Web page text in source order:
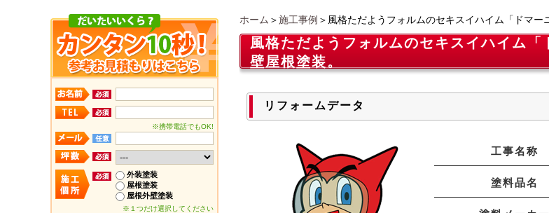
ホーム ＞施工事例 ＞風格ただようフォルムのセキスイハイム「ドマー
風格ただようフォルムのセキスイハイム
壁屋根塗装。
リフォームデータ
工事名称
塗料品名
※携帯電話でもOK!
外装塗装
屋根塗装
屋根外壁塗装
※１つだけ選択してください